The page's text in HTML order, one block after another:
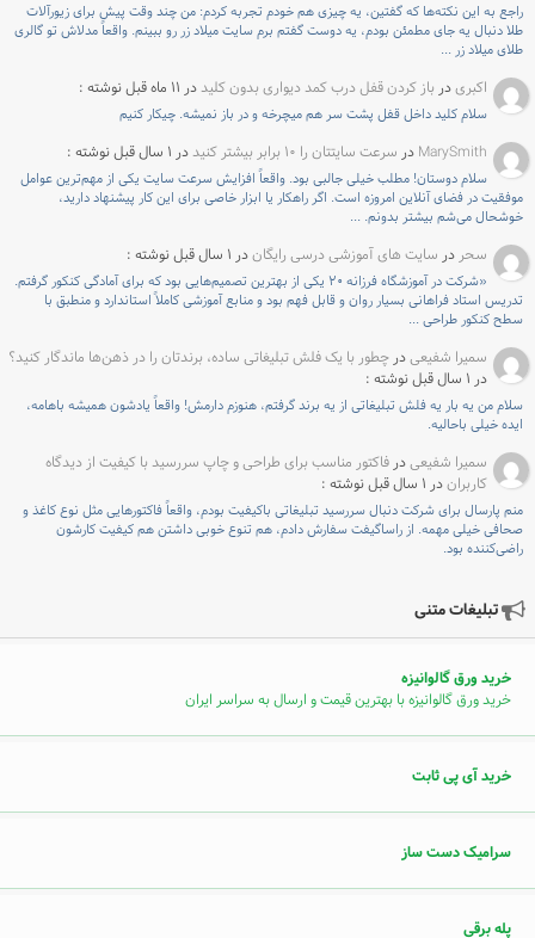
راجع به این نکته‌ها که گفتین، یه چیزی هم خودم تجربه کردم: من چند وقت پیش برای زیورآلات
طلا دنبال یه جای مطمئن بودم، یه دوست گفتم برم سایت میلاد زر رو ببینم. واقعاً مدلاش تو گالری
طلای میلاد زر ...
اکبریدر باز کردن قفل درب کمد دیواری بدون کلیددر ۱۱ ماه قبل نوشته :
سلام کلید داخل قفل پشت سر هم میچرخه و در باز نمیشه. چیکار کنیم
MarySmith در سرعت سایتتان را ۱۰ برابر بیشتر کنید در ۱ سال قبل نوشته :
سلام دوستان! مطلب خیلی جالبی بود. واقعاً افزایش سرعت سایت یکی از مهم‌ترین عوامل
موفقیت در فضای آنلاین امروزه است. اگر راهکار یا ابزار خاصی برای این کار پیشنهاد دارید،
خوشحال می‌شم بیشتر بدونم. ...
سحردر سایت های آموزشی درسی رایگاندر ۱ سال قبل نوشته :
«شرکت در آموزشگاه فرزانه ۲۰ یکی از بهترین تصمیم‌هایی بود که برای آمادگی کنکور گرفتم.
تدریس استاد فراهانی بسیار روان و قابل فهم بود و منابع آموزشی کاملاً استاندارد و منطبق با
سطح کنکور طراحی ...
سمیرا شفیعیدرچطور با یک فلش تبلیغاتی ساده، برندتان را در ذهن‌ها ماندگار کنید؟
در ۱ سال قبل نوشته :
سلام من یه بار یه فلش تبلیغاتی از یه برند گرفتم، هنوزم دارمش! واقعاً یادشون همیشه باهامه،
ایده خیلی باحالیه.
سمیرا شفیعیدرفاکتور مناسب برای طراحی و چاپ سررسید با کیفیت از دیدگاه
کاربراندر ۱ سال قبل نوشته :
منم پارسال برای شرکت دنبال سررسید تبلیغاتی باکیفیت بودم، واقعاً فاکتورهایی مثل نوع کاغذ و
صحافی خیلی مهمه. از راساگیفت سفارش دادم، هم تنوع خوبی داشتن هم کیفیت کارشون
راضی‌کننده بود.
تبلیغات متنی
خرید ورق گالوانیزه
خرید ورق گالوانیزه با بهترین قیمت و ارسال به سراسر ایران
خرید آی پی ثابت
سرامیک دست ساز
پله برقی